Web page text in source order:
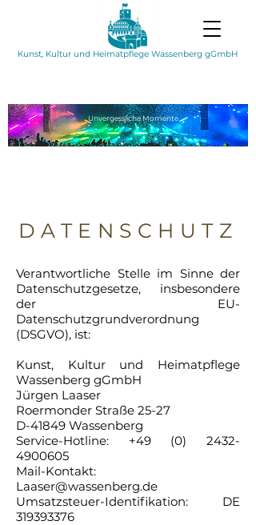
Kunst, Kultur und Heimatpflege Wassenberg gGmbH
UnvergesslicheMomente
DATENSCHUTZ
Verantwortliche Stelle im Sinne der
Datenschutzgesetze, insbesondere
der EU-
Datenschutzgrundverordnung
(DSGVO), ist:
Kunst, Kultur und Heimatpflege
Wassenberg gGmbH
Jürgen Laaser
Roermonder Straße 25-27
D-41849 Wassenberg
Service-Hotline: +49 (0) 2432-
4900605
Mail-Kontakt:
Laaser@wassenberg.de
Umsatzsteuer-Identifikation: DE
319393376